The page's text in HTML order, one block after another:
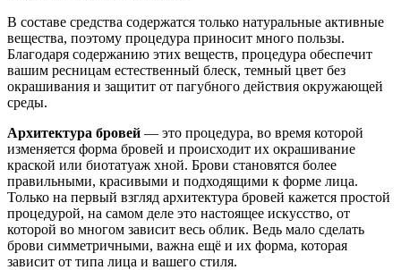
В составе средства содержатся только натуральные активные
вещества, поэтому процедура приносит много пользы.
Благодаря содержанию этих веществ, процедура обеспечит
вашим ресницам естественный блеск, темный цвет без
окрашивания и защитит от пагубного действия окружающей
среды.
Архитектура бровей — это процедура, во время которой
изменяется форма бровей и происходит их окрашивание
краской или биотатуаж хной. Брови становятся более
правильными, красивыми и подходящими к форме лица.
Только на первый взгляд архитектура бровей кажется простой
процедурой, на самом деле это настоящее искусство, от
которой во многом зависит весь облик. Ведь мало сделать
брови симметричными, важна ещё и их форма, которая
зависит от типа лица и вашего стиля.